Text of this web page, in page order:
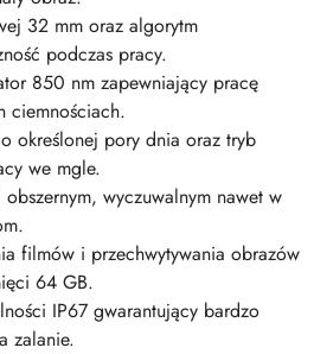
32 mm oraz algorytm
podczas pracy.
850 nm zapewniający pracę
ciemnościach.
określonej pory dnia oraz tryb
we mgle.
obszernym, wyczuwalnym nawet w
filmów i przechwytywania obrazów
64 GB.
IP67 gwarantujący bardzo
zalanie.